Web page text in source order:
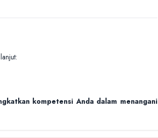
kompetensi Anda dalam menangani